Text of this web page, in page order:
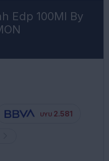
Edp 100Ml By
UYU 2.581